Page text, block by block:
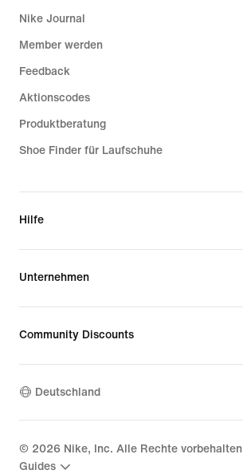
Nike Journal
Member werden
Feedback
Aktionscodes
Produktberatung
Shoe Finder für Laufschuhe
Hilfe
Unternehmen
Community Discounts
Deutschland
© 2026 Nike, Inc. Alle Rechte vorbehalten
Guides